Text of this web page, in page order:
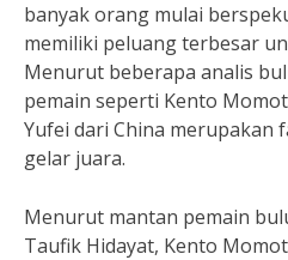
banyak orang mulai
memiliki peluang terbesar
Menurut beberapa analis
pemain seperti Kento
Yufei dari China
gelar juara.
Menurut mantan pemain
Taufik Hidayat, Kento